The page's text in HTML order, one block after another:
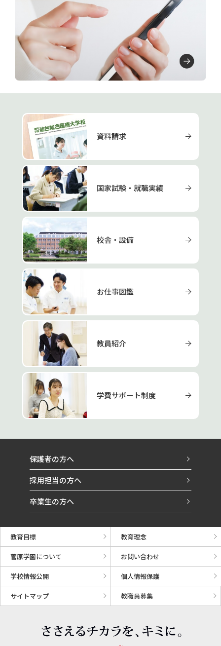
資料請求
国家試験・就職実績
校舎・設備
お仕事図鑑
教員紹介
学費サポート制度
保護者の方へ
採用担当の方へ
卒業生の方へ
教育目標 教育理念
菅原学園について お問い合わせ
学校情報公開 個人情報保護
サイトマップ 教職員募集